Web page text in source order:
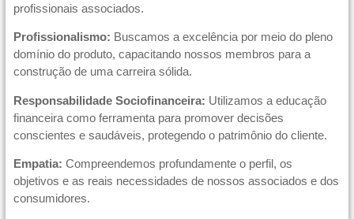
profissionais associados.
Profissionalismo: Buscamos a excelência por meio do pleno
domínio do produto, capacitando nossos membros para a
construção de uma carreira sólida.
Responsabilidade Sociofinanceira: Utilizamos a educação
financeira como ferramenta para promover decisões
conscientes e saudáveis, protegendo o patrimônio do cliente.
Empatia: Compreendemos profundamente o perfil, os
objetivos e as reais necessidades de nossos associados e dos
consumidores.